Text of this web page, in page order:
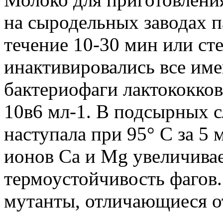
на сыродельных заводах
течение 10-30 мин или
инактивировались все
бактериофаги
10в6 мл-1. В подсырных
наступала при 95° С за
ионов Ca и Mg
термоустойчивость
мутанты, отличающиеся